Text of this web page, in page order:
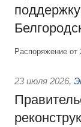
Распоряжение
23 июля 2026,